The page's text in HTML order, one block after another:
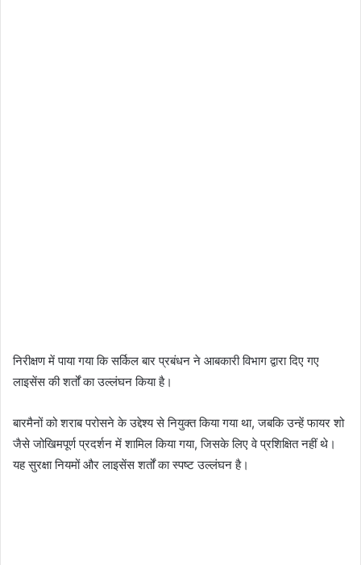
निरीक्षण में पाया गया कि सर्किल बार प्रबंधन ने आबकारी विभाग द्वारा दिए गए
लाइसेंस की शर्तों का उल्लंघन किया है।
बारमैनों को शराब परोसने के उद्देश्य से नियुक्त किया गया था, जबकि उन्हें फायर शो
जैसे जोखिमपूर्ण प्रदर्शन में शामिल किया गया, जिसके लिए वे प्रशिक्षित नहीं थे।
यह सुरक्षा नियमों और लाइसेंस शर्तों का स्पष्ट उल्लंघन है।